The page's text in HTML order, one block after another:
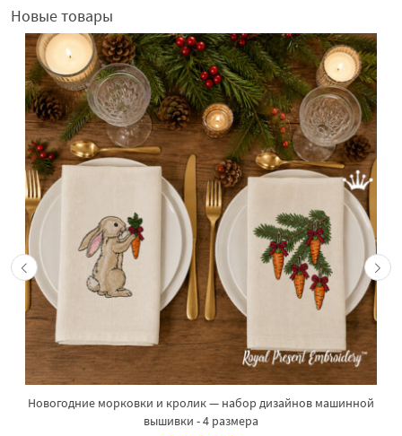
Новые товары
Новогодние морковки и кролик — набор дизайнов машинной
вышивки - 4 размера